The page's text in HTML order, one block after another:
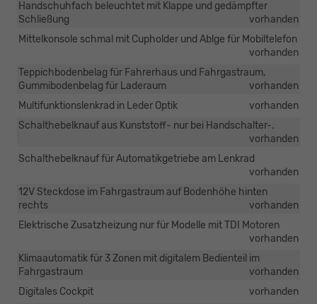
Handschuhfach beleuchtet mit Klappe und gedämpfter
Schließung
vorhanden
Mittelkonsole schmal mit Cupholder und Ablge für Mobiltelefon
vorhanden
Teppichbodenbelag für Fahrerhaus und Fahrgastraum,
Gummibodenbelag für Laderaum
vorhanden
Multifunktionslenkrad in Leder Optik
vorhanden
Schalthebelknauf aus Kunststoff- nur bei Handschalter-.
vorhanden
Schalthebelknauf für Automatikgetriebe am Lenkrad
vorhanden
12V Steckdose im Fahrgastraum auf Bodenhöhe hinten
rechts
vorhanden
Elektrische Zusatzheizung nur für Modelle mit TDI Motoren
vorhanden
Klimaautomatik für 3 Zonen mit digitalem Bedienteil im
Fahrgastraum
vorhanden
Digitales Cockpit
vorhanden